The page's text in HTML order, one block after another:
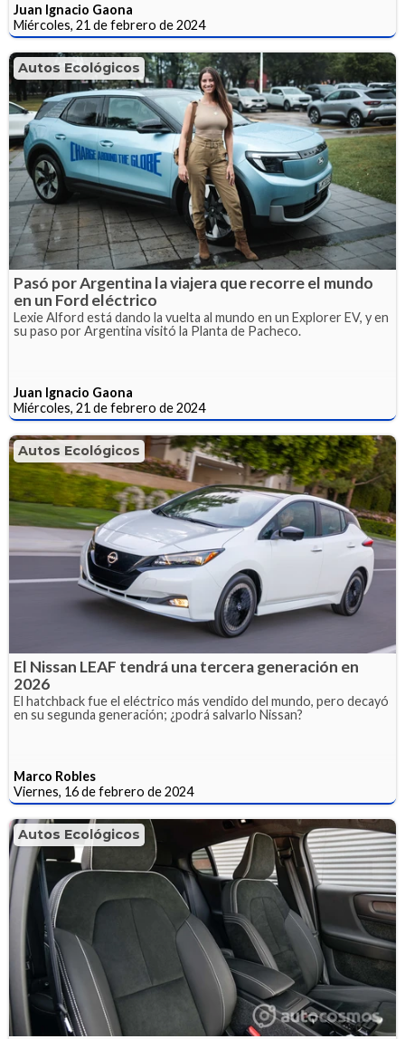
Juan Ignacio Gaona
Miércoles, 21 de febrero de 2024
Autos Ecológicos
Pasó por Argentina la viajera que recorre el mundo
en un Ford eléctrico
Lexie Alford está dando la vuelta al mundo en un Explorer EV, y en
su paso por Argentina visitó la Planta de Pacheco.
Juan Ignacio Gaona
Miércoles, 21 de febrero de 2024
Autos Ecológicos
El Nissan LEAF tendrá una tercera generación en
2026
El hatchback fue el eléctrico más vendido del mundo, pero decayó
en su segunda generación; ¿podrá salvarlo Nissan?
Marco Robles
Viernes, 16 de febrero de 2024
Autos Ecológicos